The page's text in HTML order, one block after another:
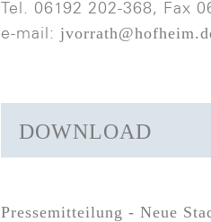
Tel. 06192 202-368, Fax
e-mail:
DOWNLOAD
Pressemitteilung - Neue